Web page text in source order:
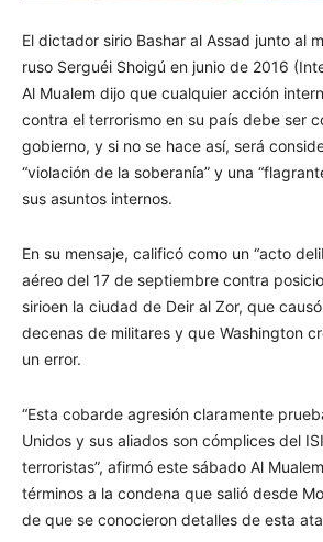
El dictador sirio Bashar al Assad junto al
ruso Serguéi Shoigú en junio de 2016
Al Mualem dijo que cualquier acción
contra el terrorismo en su país debe ser
gobierno, y si no se hace así, será
“violación de la soberanía” y una
sus asuntos internos.
En su mensaje, calificó como un “acto
aéreo del 17 de septiembre contra
sirioen la ciudad de Deir al Zor, que
decenas de militares y que Washington
un error.
“Esta cobarde agresión claramente
Unidos y sus aliados son cómplices del
terroristas”, afirmó este sábado Al
términos a la condena que salió desde
de que se conocieron detalles de esta